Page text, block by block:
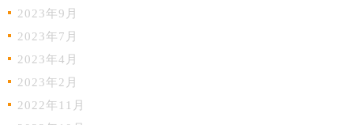
2023年9月
2023年7月
2023年4月
2023年2月
2022年11月